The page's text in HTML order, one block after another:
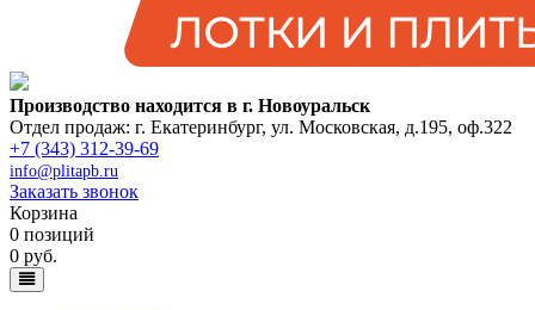
Производство находится в г. Новоуральск
Отдел продаж: г. Екатеринбург, ул. Московская, д.195, оф.322
+7 (343) 312-39-69
info@plitapb.ru
Заказать звонок
Корзина
0 позиций
0 руб.